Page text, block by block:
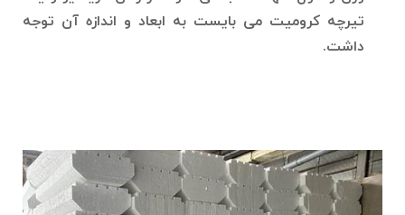
تیرچه کرومیت می بایست به ابعاد و اندازه آن توجه
داشت.